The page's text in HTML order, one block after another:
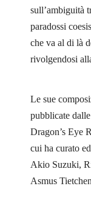
sull’ambiguità
paradossi
che va al di là
rivolgendosi
Le sue
pubblicate
Dragon’s Eye
cui ha curato
Akio Suzuki,
Asmus